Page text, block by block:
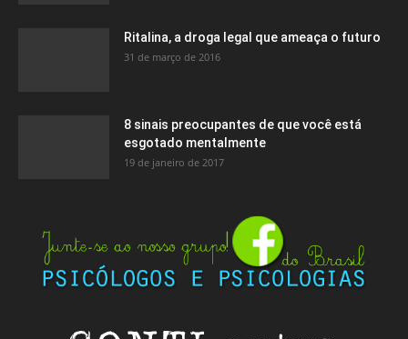
Ritalina, a droga legal que ameaça o futuro
31 de março de 2016
8 sinais preocupantes de que você está
esgotado mentalmente
19 de janeiro de 2017